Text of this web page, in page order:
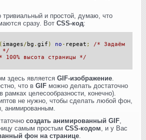
тривиальный и простой, думаю, что
сразу. Вот CSS-код:
( images/ bg . gif ) no - repeat ;
/* Задаём
*/
100% высота страницы */
здесь является GIF-изображение
что в GIF можно делать достаточно
целесообразности, конечно).
не нужно, чтобы сделать любой фон,
анимированным.
создать анимированный GIF
самым простым CSS-кодом , и у Вас
фон на странице